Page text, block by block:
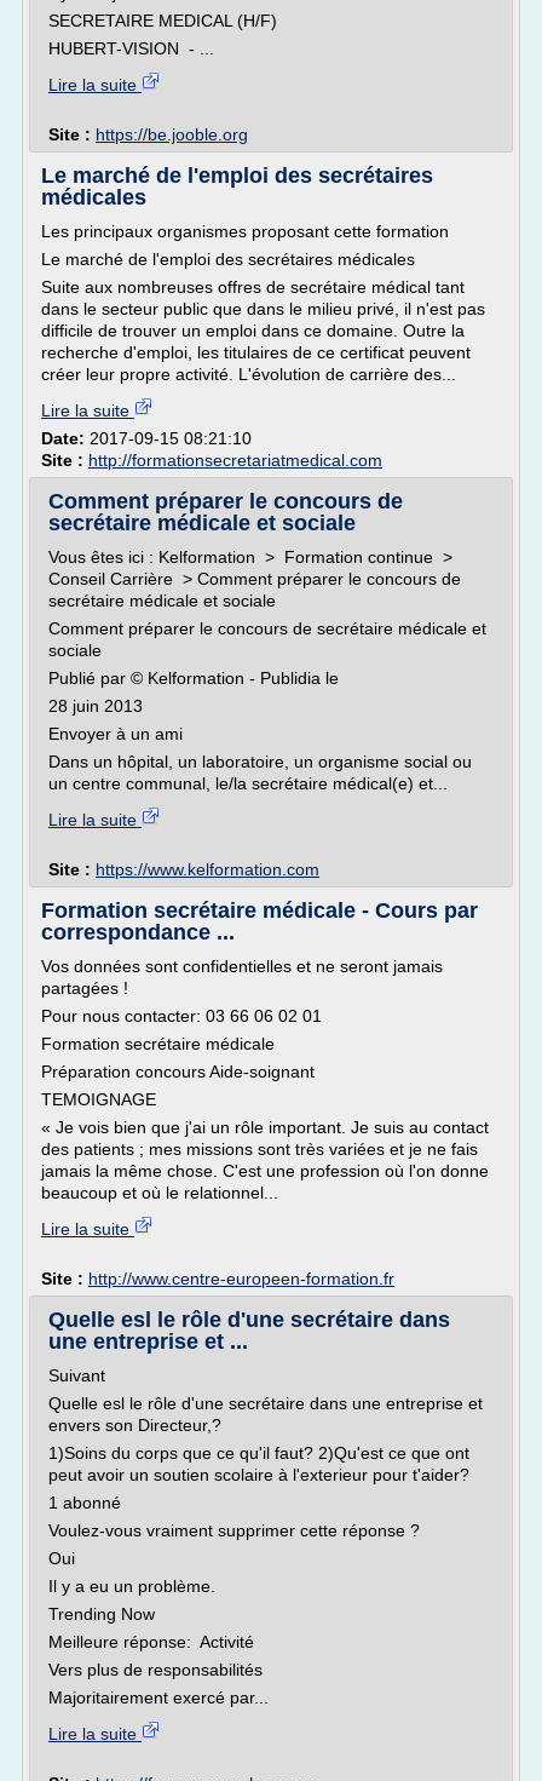
SECRETAIRE MEDICAL (H/F)
HUBERT-VISION - ...
Lire la suite
Site : https://be.jooble.org
Le marché de l'emploi des secrétaires
médicales
Les principaux organismes proposant cette formation
Le marché de l'emploi des secrétaires médicales
Suite aux nombreuses offres de secrétaire médical tant
dans le secteur public que dans le milieu privé, il n'est pas
difficile de trouver un emploi dans ce domaine. Outre la
recherche d'emploi, les titulaires de ce certificat peuvent
créer leur propre activité. L'évolution de carrière des...
Lire la suite
Date: 2017-09-15 08:21:10
Site : http://formationsecretariatmedical.com
Comment préparer le concours de
secrétaire médicale et sociale
Vous êtes ici : Kelformation > Formation continue >
Conseil Carrière > Comment préparer le concours de
secrétaire médicale et sociale
Comment préparer le concours de secrétaire médicale et
sociale
Publié par © Kelformation - Publidia le
28 juin 2013
Envoyer à un ami
Dans un hôpital, un laboratoire, un organisme social ou
un centre communal, le/la secrétaire médical(e) et...
Lire la suite
Site : https://www.kelformation.com
Formation secrétaire médicale - Cours par
correspondance ...
Vos données sont confidentielles et ne seront jamais
partagées !
Pour nous contacter: 03 66 06 02 01
Formation secrétaire médicale
Préparation concours Aide-soignant
TEMOIGNAGE
« Je vois bien que j'ai un rôle important. Je suis au contact
des patients ; mes missions sont très variées et je ne fais
jamais la même chose. C'est une profession où l'on donne
beaucoup et où le relationnel...
Lire la suite
Site : http://www.centre-europeen-formation.fr
Quelle esl le rôle d'une secrétaire dans
une entreprise et ...
Suivant
Quelle esl le rôle d'une secrétaire dans une entreprise et
envers son Directeur,?
1)Soins du corps que ce qu'il faut? 2)Qu'est ce que ont
peut avoir un soutien scolaire à l'exterieur pour t'aider?
1 abonné
Voulez-vous vraiment supprimer cette réponse ?
Oui
Il y a eu un problème.
Trending Now
Meilleure réponse: Activité
Vers plus de responsabilités
Majoritairement exercé par...
Lire la suite